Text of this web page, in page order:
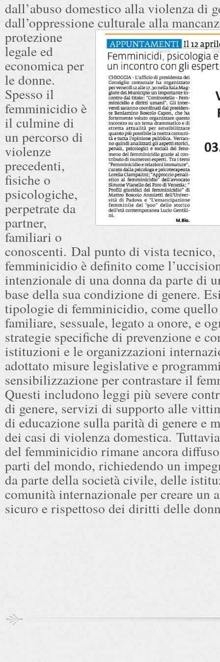
dall’abuso domestico alla violenza di
dall’oppressioneculturale alla
protezione
legale ed
economica per
le donne.
Spesso il
femminicidio è
il culmine di
un percorso di
violenze
precedenti,
fisiche o
psicologiche,
perpetrate da
partner,
familiari o
conoscenti. Dal punto di vista
femminicidio è definito come
intenzionale di una donna da parte di
base della sua condizione di genere.
tipologie di femminicidio, come
familiare, sessuale, legato a onore, e
strategie specifiche di prevenzione e
istituzioni e le organizzazioni
adottato misure legislative e
sensibilizzazione per contrastare il
Questi includono leggi più severe
di genere, servizi di supporto alle
di educazione sulla parità di genere e
dei casi di violenza domestica.
del femminicidio rimane ancora
parti del mondo, richiedendo un
da parte della società civile, delle
comunità internazionale per creare un
sicuro e rispettoso dei diritti delle